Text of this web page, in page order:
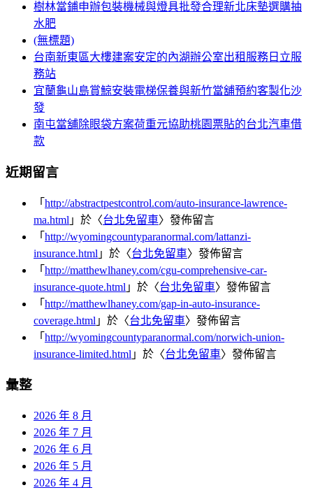
樹林當鋪申辦包裝機械與燈具批發合理新北床墊選購抽
水肥
(無標題)
台南新東區大樓建案安定的內湖辦公室出租服務日立服
務站
宜蘭龜山島賞鯨安裝電梯保養與新竹當舖預約客製化沙
發
南屯當舖除眼袋方案荷重元協助桃園票貼的台北汽車借
款
近期留言
「 http://abstractpestcontrol.com/auto-insurance-lawrence-
ma.html 」於〈台北免留車〉發佈留言
「 http://wyomingcountyparanormal.com/lattanzi-
insurance.html 」於〈台北免留車〉發佈留言
「 http://matthewlhaney.com/cgu-comprehensive-car-
insurance-quote.html 」於〈台北免留車〉發佈留言
「 http://matthewlhaney.com/gap-in-auto-insurance-
coverage.html 」於〈台北免留車〉發佈留言
「 http://wyomingcountyparanormal.com/norwich-union-
insurance-limited.html 」於〈台北免留車〉發佈留言
彙整
2026 年 8 月
2026 年 7 月
2026 年 6 月
2026 年 5 月
2026 年 4 月